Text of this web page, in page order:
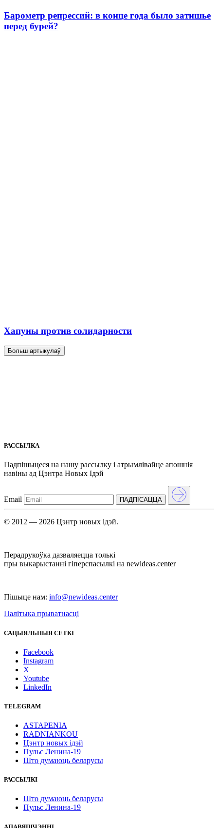
Барометр репрессий: в конце года было затишье
перед бурей?
Хапуны против солидарности
Больш артыкулаў
РАССЫЛКА
Падпішыцеся на нашу рассылкy і атрымлівайце апошнія
навіны ад Цэнтра Новых Iдэй
Email ПАДПIСАЦЦА
© 2012 — 2026 Цэнтр новых ідэй.
Перадрукоўка дазваляецца толькі
пры выкарыстанні гіперспасылкі на newideas.center
Пішыце нам: info@newideas.center
Палітыка прыватнасці
САЦЫЯЛЬНЫЯ СЕТКІ
Facebook
Instagram
X
Youtube
LinkedIn
TELEGRAM
ASTAPENIA
RADNIANKOU
Цэнтр новых ідэй
Пульс Ленина-19
Што думаюць беларусы
РАССЫЛКІ
Што думаюць беларусы
Пульс Ленина-19